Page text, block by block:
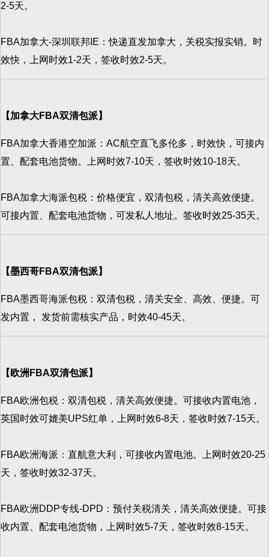
2-5天。
FBA加拿大-深圳联邦IE：快递直发加拿大，关税实报实销。时
效快，上网时效1-2天，签收时效2-5天。
【加拿大FBA双清包派】
FBA加拿大香港空加派：AC航空直飞多伦多，时效快，可接内
置、配套电池货物。上网时效7-10天，签收时效10-18天。
FBA加拿大海派包税：价格便宜，双清包税，清关高效便捷。
可接内置、配套电池货物，可发私人地址。签收时效25-35天。
【墨西哥FBA双清包派】
FBA墨西哥海派包税：双清包税，清关安全、高效、便捷。可
发内置， 发货前需核实产品，时效40-45天。
【欧洲FBA双清包派】
FBA欧洲包税：双清包税，清关高效便捷。可接收内置电池，
英国时效可媲美UPS红单，上网时效6-8天，签收时效7-15天。
FBA欧洲海派：直航意大利，可接收内置电池。上网时效20-25
天，签收时效32-37天。
FBA欧洲DDP专线-DPD：预付关税清关，清关高效便捷。可接
收内置、配套电池货物，上网时效5-7天，签收时效8-15天。